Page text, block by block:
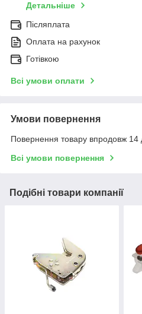
Детальніше
Післяплата
Оплата на рахунок
Готівкою
Всі умови оплати
Умови повернення
Повернення товару впродовж 14
Всі умови повернення
Подібні товари компанії